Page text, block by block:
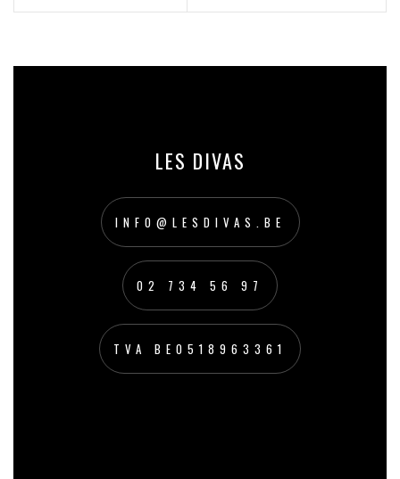
LES DIVAS
INFO@LESDIVAS.BE
02 734 56 97
TVA BE0518963361